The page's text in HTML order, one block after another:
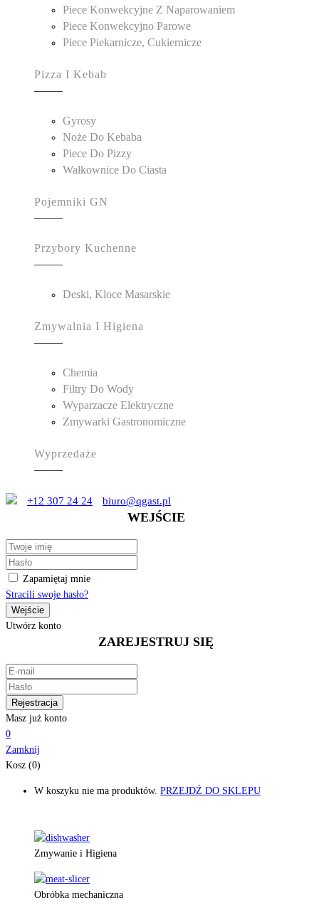
Piece Konwekcyjne Z Naparowaniem
Piece Konwekcyjno Parowe
Piece Piekarnicze, Cukiernicze
Pizza I Kebab
Gyrosy
Noże Do Kebaba
Piece Do Pizzy
Wałkownice Do Ciasta
Pojemniki GN
Przybory Kuchenne
Deski, Kloce Masarskie
Zmywalnia I Higiena
Chemia
Filtry Do Wody
Wyparzacze Elektryczne
Zmywarki Gastronomiczne
Wyprzedaże
+12 307 24 24 biuro@qgast.pl
WEJŚCIE
Zapamiętaj mnie
Stracili swoje hasło?
Utwórz konto
ZAREJESTRUJ SIĘ
Masz już konto
0
Zamknij
Kosz (0)
W koszyku nie ma produktów. PRZEJDŹ DO SKLEPU
Zmywanie i Higiena
Obróbka mechaniczna